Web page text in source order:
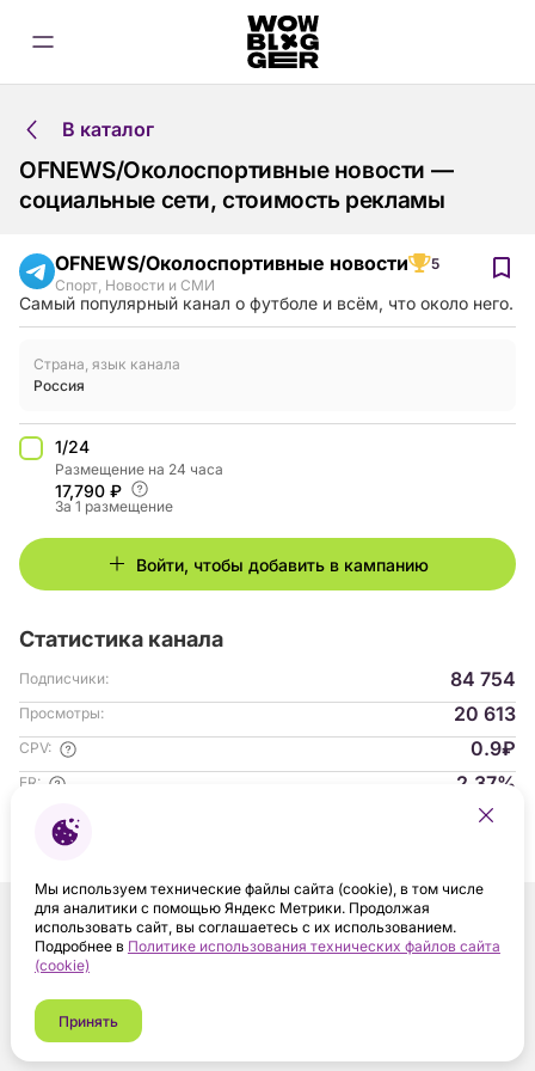
Мы используем технические файлы сайта (cookie), в том числе
для аналитики с помощью Яндекс Метрики. Продолжая
использовать сайт, вы соглашаетесь с их использованием.
Подробнее в Политике использования технических файлов сайта
(cookie)
Принять
В каталог
OFNEWS/Околоспортивные новости —
социальные сети, стоимость рекламы
OFNEWS/Околоспортивные новости
5
Спорт, Новости и СМИ
Самый популярный канал о футболе и всём, что около него.
Страна, язык канала
Россия
1/24
Размещение на 24 часа
17,790 ₽
За 1 размещение
Войти, чтобы добавить в кампанию
Статистика канала
Подписчики: 84 754
Просмотры: 20 613
CPV: 0.9₽
ER: 2.37%
Гендер аудитории:
На платформе: